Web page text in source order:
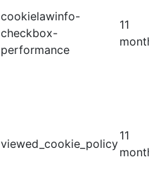
cookielawinfo-
checkbox-
performance
11
viewed_cookie_policy
11